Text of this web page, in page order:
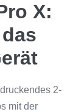
X:
2-
mit der